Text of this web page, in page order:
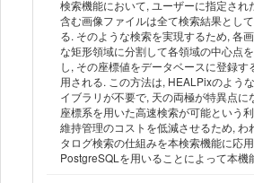
検索機能において, ユーザーに指定され
含む画像ファイルは全て検索結果とし
る. そのような検索を実現するため, 各
な矩形領域に分割して各領域の中心点
し, その座標値をデータベースに登録す
用される. この方法は, HEALPixのよう
イブラリが不要で, 天の両極が特異点に
座標系を用いた高速検索が可能という
維持管理のコストを低減させるため, わ
タログ検索の仕組みを本検索機能に応
PostgreSQLを用いることによって本機